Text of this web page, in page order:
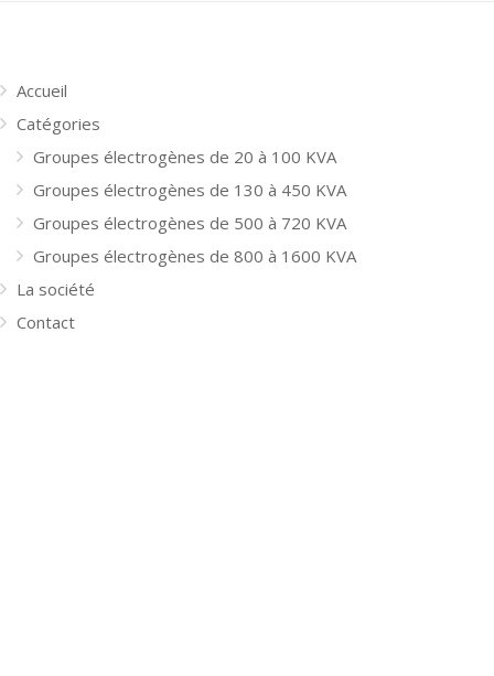
Accueil
Catégories
Groupes électrogènes de 20 à 100 KVA
Groupes électrogènes de 130 à 450 KVA
Groupes électrogènes de 500 à 720 KVA
Groupes électrogènes de 800 à 1600 KVA
La société
Contact